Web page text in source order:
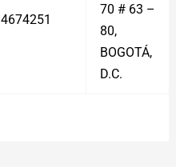
4674251
70 # 63 –
80,
BOGOTÁ,
D.C.